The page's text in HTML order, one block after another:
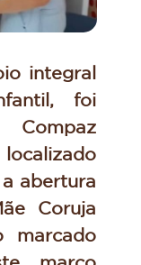
integral
foi
Compaz
abertura
Coruja
marcado